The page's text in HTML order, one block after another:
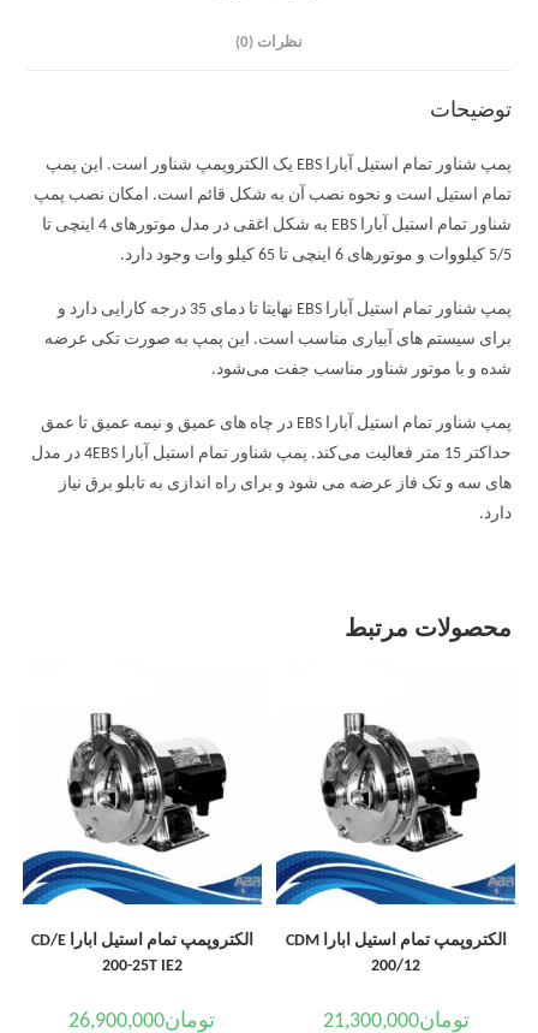
نظرات (0)
توضیحات
پمپ شناور تمام استیل آبارا EBS یک الکتروپمپ شناور است. این پمپ
تمام استیل است و نحوه نصب آن به شکل قائم است. امکان نصب پمپ
شناور تمام استیل آبارا EBS به شکل اغقی در مدل موتورهای 4 اینچی تا
5/5 کیلووات و موتورهای 6 اینچی تا 65 کیلو وات وجود دارد.
پمپ شناور تمام استیل آبارا EBS نهایتا تا دمای 35 درجه کارایی دارد و
برای سیستم های آبیاری مناسب است. این پمپ به صورت تکی عرضه
شده و با موتور شناور مناسب جفت می‌شود.
پمپ شناور تمام استیل آبارا EBS در چاه های عمیق و نیمه عمیق تا عمق
حداکتر 15 متر فعالیت می‌کند. پمپ شناور تمام استیل آبارا 4EBS در مدل
های سه و تک فاز عرضه می شود و برای راه اندازی به تابلو برق نیاز
دارد.
محصولات مرتبط
الکتروپمپ تمام استیل ابارا CDM
200/12
تومان21,300,000
الکتروپمپ تمام استیل ابارا CD/E
200-25T IE2
تومان26,900,000